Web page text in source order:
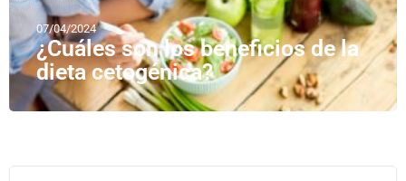
07/04/2024
¿Cuáles son los beneficios de la
dieta cetogénica?